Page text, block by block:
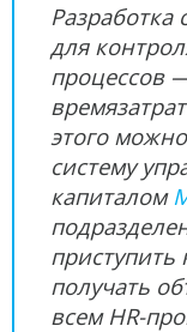
Разработка
для
процессов
этого
систему
капиталом
получать
всем HR-